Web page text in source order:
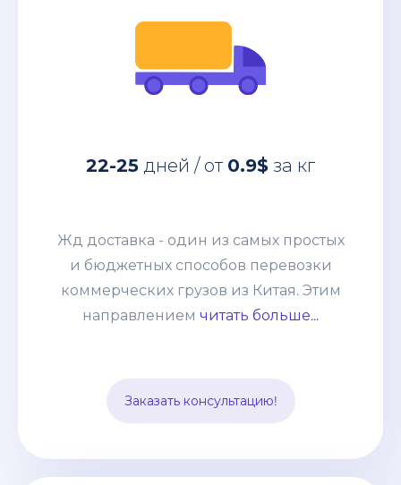
22-25 дней / от 0.9$ за кг
Жд доставка - один из самых простых
и бюджетных способов перевозки
коммерческих грузов из Китая. Этим
направлением читать больше...
Заказать консультацию!
22-25
дней / от
Жд доставка - один из самых простых
направлением мы возим от
небольших сборных грузов 100-200кг
до целых контейнеров. Развитая
система жд сообщения позволяет без
другими видами транспорта.